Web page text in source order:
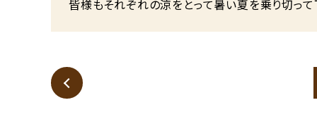
皆様もそれぞれの涼をとって暑い夏を乗り切って